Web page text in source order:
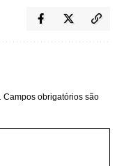
Campos obrigatórios são